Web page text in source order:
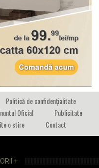
Politică de confidențialitate
Oficial
Publicitate
o stire Contact
+